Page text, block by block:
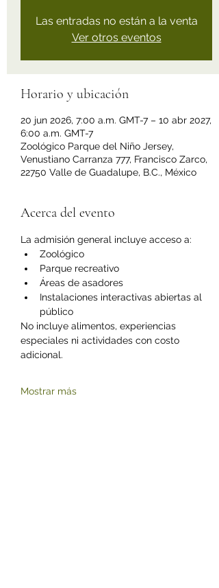
Las entradas no están a la venta
Ver otros eventos
Horario y ubicación
20 jun 2026, 7:00 a.m. GMT-7 – 10 abr 2027,
6:00 a.m. GMT-7
Zoológico Parque del Niño Jersey,
Venustiano Carranza 777, Francisco Zarco,
22750 Valle de Guadalupe, B.C., México
Acerca del evento
La admisión general incluye acceso a:
Zoológico
Parque recreativo
Áreas de asadores
Instalaciones interactivas abiertas al
público
No incluye alimentos, experiencias
especiales ni actividades con costo
adicional.
Mostrar más